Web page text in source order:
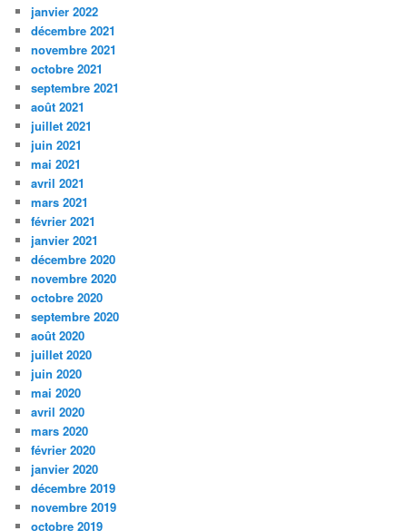
janvier 2022
décembre 2021
novembre 2021
octobre 2021
septembre 2021
août 2021
juillet 2021
juin 2021
mai 2021
avril 2021
mars 2021
février 2021
janvier 2021
décembre 2020
novembre 2020
octobre 2020
septembre 2020
août 2020
juillet 2020
juin 2020
mai 2020
avril 2020
mars 2020
février 2020
janvier 2020
décembre 2019
novembre 2019
octobre 2019